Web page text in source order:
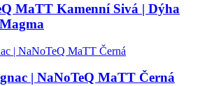
MaTT Kamenní Sivá | Dýha
| NaNoTeQ MaTT Černá